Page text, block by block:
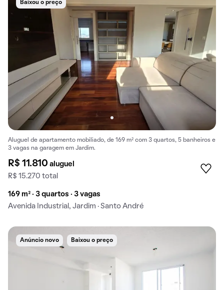
Baixou o preço
Aluguel de apartamento mobiliado, de 169 m² com 3 quartos, 5 banheiros e
3 vagas na garagem em Jardim.
R$ 11.810aluguel
R$ 15.270 total
169 m² · 3 quartos · 3 vagas
Avenida Industrial, Jardim · Santo André
Anúncio novo Baixou o preço